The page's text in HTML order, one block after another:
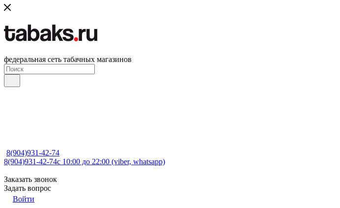
федеральная сеть табачных магазинов
8(904)931-42-74
8(904)931-42-74с 10:00 до 22:00 (viber, whatsapp)
Заказать звонок
Задать вопрос
Войти